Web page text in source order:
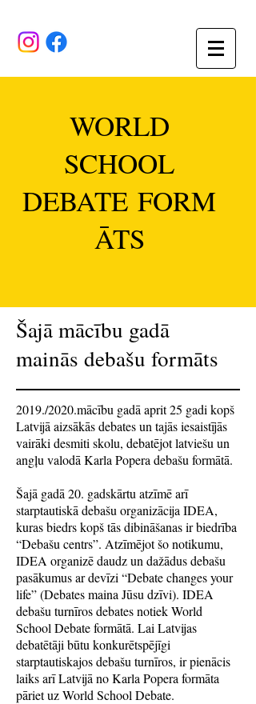
WORLD
SCHOOL
DEBATE FORM
ĀTS
Šajā mācību gadā
mainās debašu formāts
2019./2020.mācību gadā aprit 25 gadi kopš
Latvijā aizsākās debates un tajās iesaistījās
vairāki desmiti skolu, debatējot latviešu un
angļu valodā Karla Popera debašu formātā.
Šajā gadā 20. gadskārtu atzīmē arī
starptautiskā debašu organizācija IDEA,
kuras biedrs kopš tās dibināšanas ir biedrība
“Debašu centrs”. Atzīmējot šo notikumu,
IDEA organizē daudz un dažādus debašu
pasākumus ar devīzi “Debate changes your
life” (Debates maina Jūsu dzīvi). IDEA
debašu turnīros debates notiek World
School Debate formātā. Lai Latvijas
debatētāji būtu konkurētspējīgi
starptautiskajos debašu turnīros, ir pienācis
laiks arī Latvijā no Karla Popera formāta
pāriet uz World School Debate.